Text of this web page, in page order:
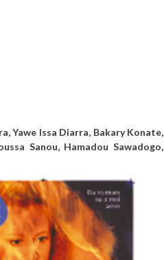
Yawe Issa Diarra, Bakary Konate,
Sanou, Hamadou Sawadogo,